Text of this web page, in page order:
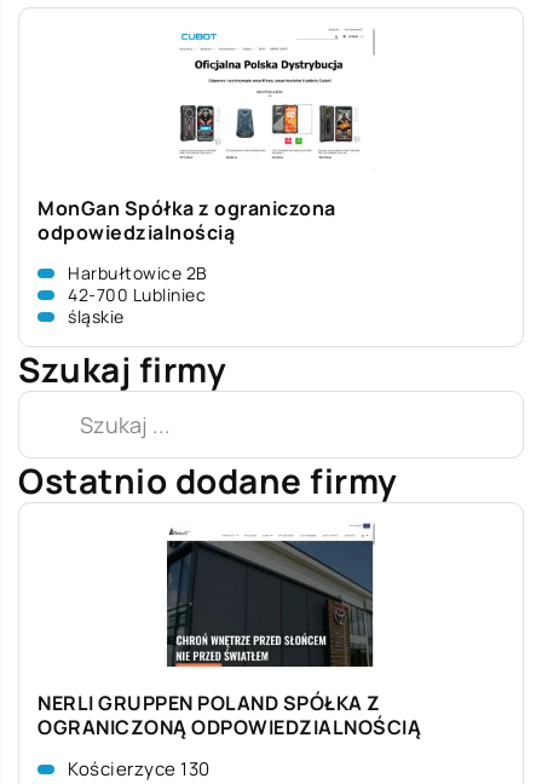
MonGan Spółka z ograniczona
odpowiedzialnością
Harbułtowice 2B
42-700 Lubliniec
śląskie
Szukaj firmy
Ostatnio dodane firmy
NERLI GRUPPEN POLAND SPÓŁKA Z
OGRANICZONĄ ODPOWIEDZIALNOŚCIĄ
Kościerzyce 130